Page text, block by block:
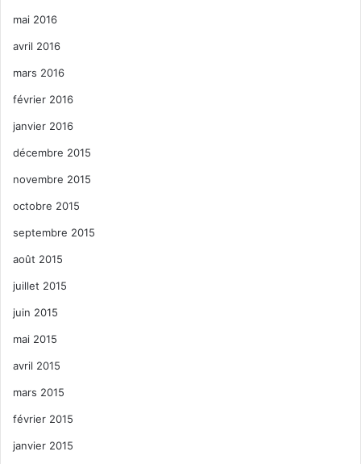
mai 2016
avril 2016
mars 2016
février 2016
janvier 2016
décembre 2015
novembre 2015
octobre 2015
septembre 2015
août 2015
juillet 2015
juin 2015
mai 2015
avril 2015
mars 2015
février 2015
janvier 2015